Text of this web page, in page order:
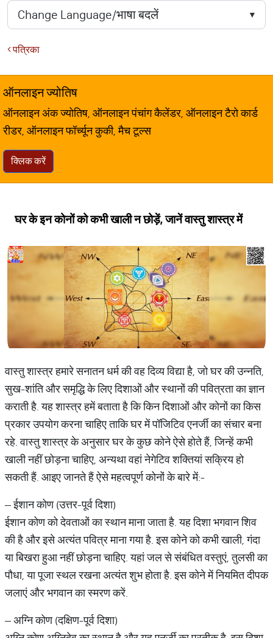
पत्रिका
ऑनलाइन ज्योतिष
ऑनलाइन अंक ज्योतिष, ऑनलाइन पंचांग कैलेंडर, ऑनलाइन टैरो कार्ड
रीडर, ऑनलाइन फॉर्च्यून कुकी, मैच टूल्स
क्लिक करें
घर के इन कोनों को कभी खाली न छोड़ें, जानें वास्तु शास्त्र में
वास्तु शास्त्र हमारे सनातन धर्म की वह दिव्य विद्या है, जो घर की उन्नति,
सुख-शांति और समृद्धि के लिए दिशाओं और स्थानों की पवित्रता का ज्ञान
कराती है. यह शास्त्र हमें बताता है कि किन दिशाओं और कोनों का किस
प्रकार उपयोग करना चाहिए ताकि घर में पॉजिटिव एनर्जी का संचार बना
रहे. वास्तु शास्त्र के अनुसार घर के कुछ कोने ऐसे होते हैं, जिन्हें कभी
खाली नहीं छोड़ना चाहिए, अन्यथा वहां नेगेटिव शक्तियां सक्रिय हो
सकती हैं. आइए जानते हैं ऐसे महत्वपूर्ण कोनों के बारे में:-
– ईशान कोण (उत्तर-पूर्व दिशा)
ईशान कोण को देवताओं का स्थान माना जाता है. यह दिशा भगवान शिव
की है और इसे अत्यंत पवित्र माना गया है. इस कोने को कभी खाली, गंदा
या बिखरा हुआ नहीं छोड़ना चाहिए. यहां जल से संबंधित वस्तुएं, तुलसी का
पौधा, या पूजा स्थल रखना अत्यंत शुभ होता है. इस कोने में नियमित दीपक
जलाएं और भगवान का स्मरण करें.
– अग्नि कोण (दक्षिण-पूर्व दिशा)